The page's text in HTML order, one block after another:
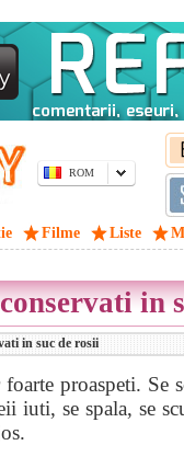
ROM
Filme Liste
in
in suc de rosii
proaspeti. Se
iuti, se spala, se